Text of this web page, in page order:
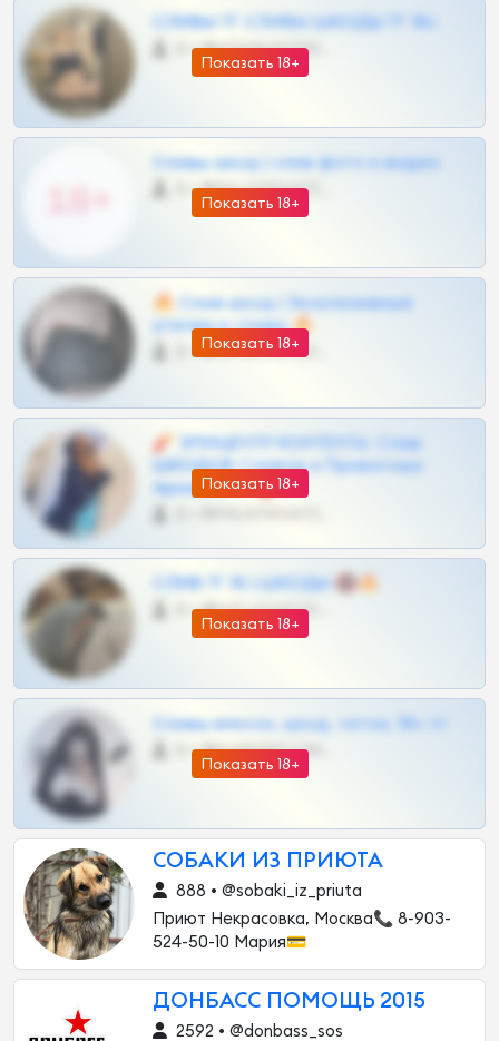
Показать 18+
СЛИВЫ ТГ СЛИВЫ ШКОДЫ ТГ 18+
0 •
Показать 18+
Сливы шкод | слив фото и видео
0 •
Показать 18+
🔥 Слив шкод | Эксклюзивные
утечки и сливы 🔥
0 •
Показать 18+
🧨 ЭПИЦЕНТР КОНТЕНТА: Слив
ШКОДОВ Сливов и Приватных
Архивов ТГ 🔞💎
Показать 18+
СЛИВ ТГ 18 | ШКОДЫ 🔞🔥
0 •
Показать 18+
Сливы вписок, шкод, теток, 18+ тг
0 •
СОБАКИ ИЗ ПРИЮТА
888 • @sobaki_iz_priuta
Приют Некрасовка, Москва📞 8-903-
524-50-10 Мария💳
ДОНБАСС ПОМОЩЬ 2015
2592 • @donbass_sos